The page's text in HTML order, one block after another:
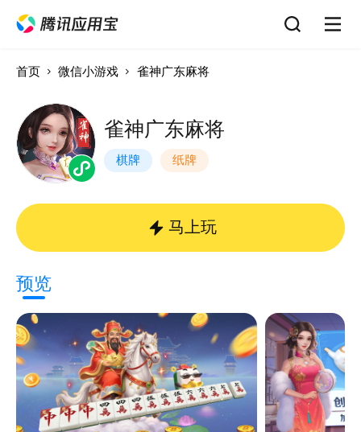
首页 微信小游戏 雀神广东麻将
雀神广东麻将
棋牌 纸牌
马上玩
预览